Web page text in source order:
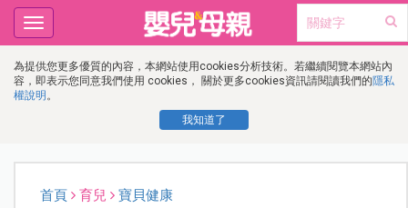
為提供您更多優質的內容，本網站使用cookies分析技術。若繼續閱覽本網站內
容，即表示您同意我們使用 cookies， 關於更多cookies資訊請閱讀我們的隱私
權說明 。
我知道了
Toggle
navigation
首頁 育兒 寶貝健康